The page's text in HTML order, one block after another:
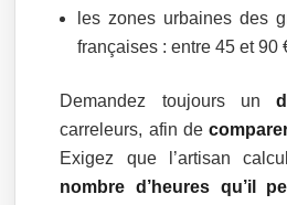
les zones urbaines des
françaises : entre 45 et 90
Demandez toujours un
carreleurs, afin de
Exigez que l’artisan
nombre d’heures qu’il